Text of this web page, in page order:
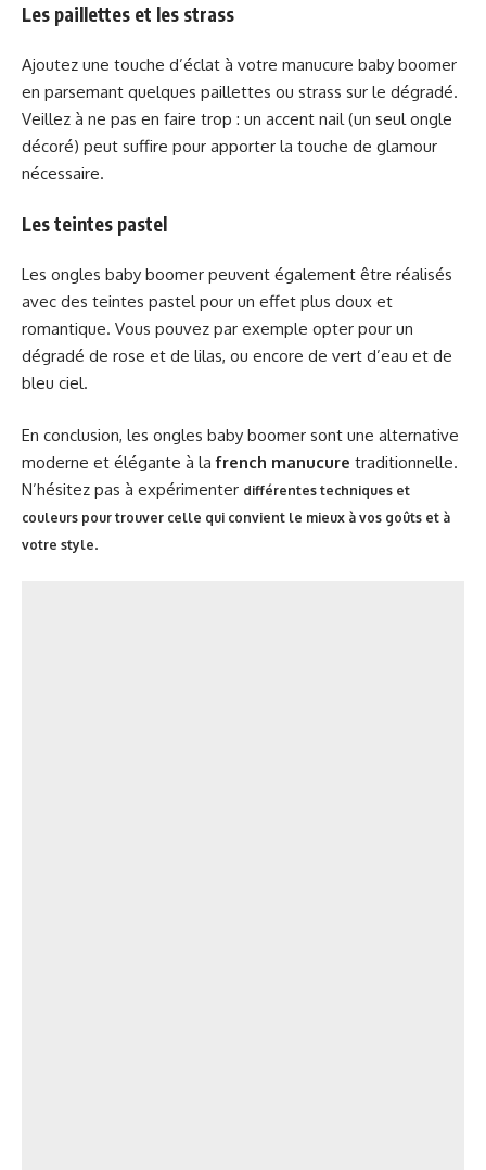
Les paillettes et les strass
Ajoutez une touche d’éclat à votre manucure baby boomer
en parsemant quelques paillettes ou strass sur le dégradé.
Veillez à ne pas en faire trop : un accent nail (un seul ongle
décoré) peut suffire pour apporter la touche de glamour
nécessaire.
Les teintes pastel
Les ongles baby boomer peuvent également être réalisés
avec des teintes pastel pour un effet plus doux et
romantique. Vous pouvez par exemple opter pour un
dégradé de rose et de lilas, ou encore de vert d’eau et de
bleu ciel.
En conclusion, les ongles baby boomer sont une alternative
moderne et élégante à lafrench manucure traditionnelle.
N’hésitez pas à expérimenter différentes techniques et
couleurs pour trouver celle qui convient le mieux à vos goûts et à
votre style.